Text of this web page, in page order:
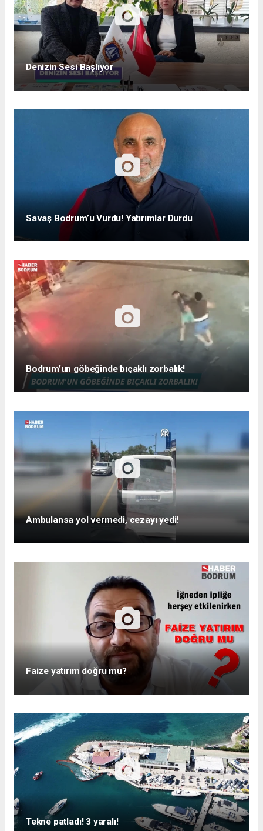
Denizin Sesi Başlıyor
Savaş Bodrum’u Vurdu! Yatırımlar Durdu
Bodrum’un göbeğinde bıçaklı zorbalık!
Ambulansa yol vermedi, cezayı yedi!
Faize yatırım doğru mu?
Tekne patladı! 3 yaralı!